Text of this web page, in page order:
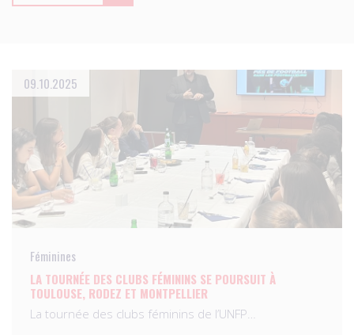
09.10.2025
Féminines
LA TOURNÉE DES CLUBS FÉMININS SE POURSUIT À
TOULOUSE, RODEZ ET MONTPELLIER
La tournée des clubs féminins de l’UNFP…